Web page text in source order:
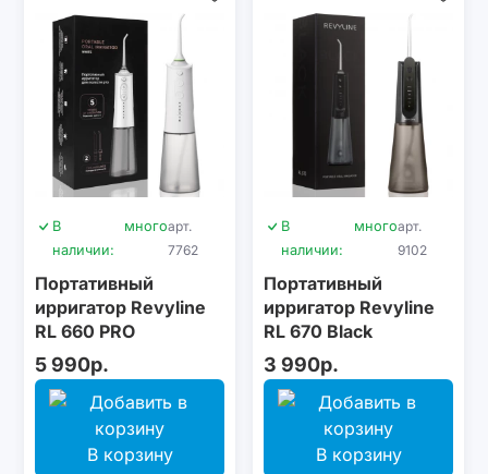
В
наличии:
многоарт.
7762
Портативный
ирригатор Revyline
RL 660 PRO
5 990р.
В корзину
В
наличии:
многоарт.
9102
Портативный
ирригатор Revyline
RL 670 Black
3 990р.
В корзину